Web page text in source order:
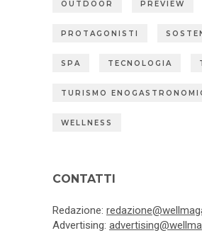
OUTDOOR PREVIEW
PROTAGONISTI
SPA TECNOLOGIA
TURISMO
WELLNESS
CONTATTI
Redazione:
Advertising: